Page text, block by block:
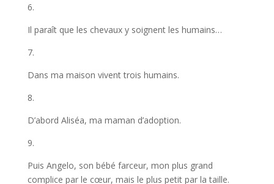
6.
Il paraît que les chevaux y soignent les humains…
7.
Dans ma maison vivent trois humains.
8.
D’abord Aliséa, ma maman d’adoption.
9.
Puis Angelo, son bébé farceur, mon plus grand
complice par le cœur, mais le plus petit par la taille.